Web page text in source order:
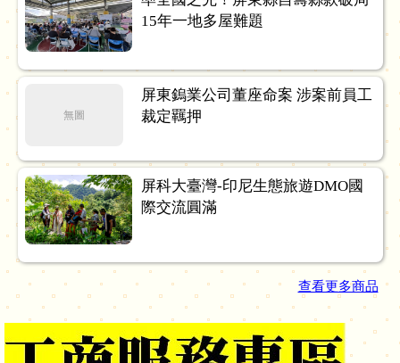
15年一地多屋難題
無圖
屏東鎢業公司董座命案 涉案前員工
裁定羈押
屏科大臺灣-印尼生態旅遊DMO國
際交流圓滿
查看更多商品